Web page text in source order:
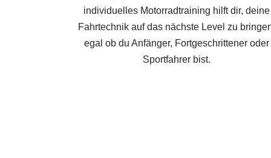
individuelles Motorradtraining hilft dir, deine
Fahrtechnik auf das nächste Level zu
egal ob du Anfänger, Fortgeschrittener oder
Sportfahrer bist.